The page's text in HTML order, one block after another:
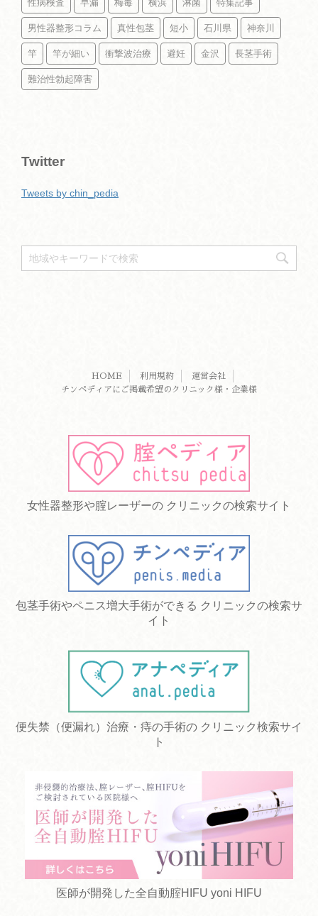
性病検査 早漏 梅毒 横浜 淋菌 特集記事
男性器整形コラム 真性包茎 短小 石川県 神奈川
竿 竿が細い 衝撃波治療 避妊 金沢 長茎手術
難治性勃起障害
Twitter
Tweets by chin_pedia
HOME 利用規約
運営会社
チンペディアにご掲載希望のクリニック様・企業様
女性器整形や腟レーザーの クリニックの検索サイト
包茎手術やペニス増大手術ができる クリニックの検索サ
イト
便失禁（便漏れ）治療・痔の手術の クリニック検索サイ
ト
医師が開発した全自動腟HIFU yoni HIFU